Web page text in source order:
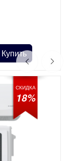
Купить
СКИДКА
18%